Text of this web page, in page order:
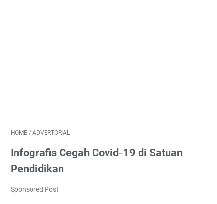
HOME / ADVERTORIAL
Infografis Cegah Covid-19 di Satuan
Pendidikan
Sponsored Post